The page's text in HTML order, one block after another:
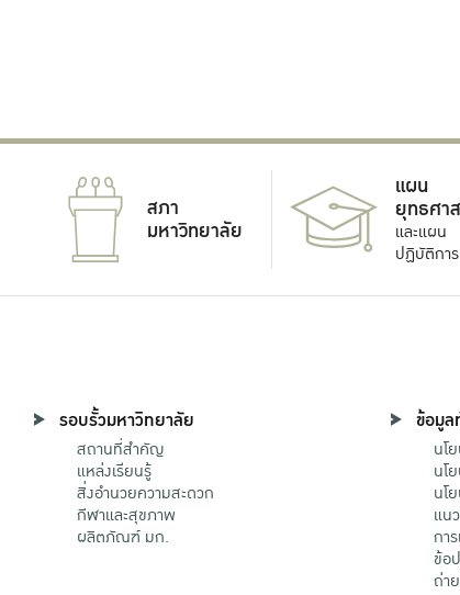
สภา
มหาวิทยาลัย
แผน
ยุทธศา
และแผน
ปฏิบัติการ
รอบรั้วมหาวิทยาลัย
สถานที่สำคัญ
แหล่งเรียนรู้
สิ่งอำนวยความสะดวก
กีฬาและสุขภาพ
ผลิตภัณฑ์ มก.
ข้อมูล
นโ
นโ
นโ
แน
กา
ข้อ
ถ่า